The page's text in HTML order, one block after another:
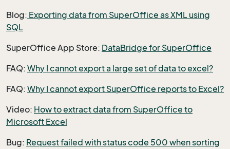
Blog: Exporting data from SuperOffice as XML using
SQL
SuperOffice App Store: DataBridge for SuperOffice
FAQ: Why I cannot export a large set of data to excel?
FAQ: Why I cannot export SuperOffice reports to Excel?
Video: How to extract data from SuperOffice to
Microsoft Excel​
Bug: Request failed with status code 500 when sorting